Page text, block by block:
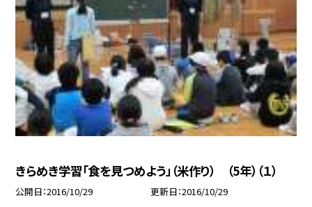
きらめき学習「食を見つめよう」（米作り） （5年）（１）
公開日 2016/10/29 更新日 2016/10/29